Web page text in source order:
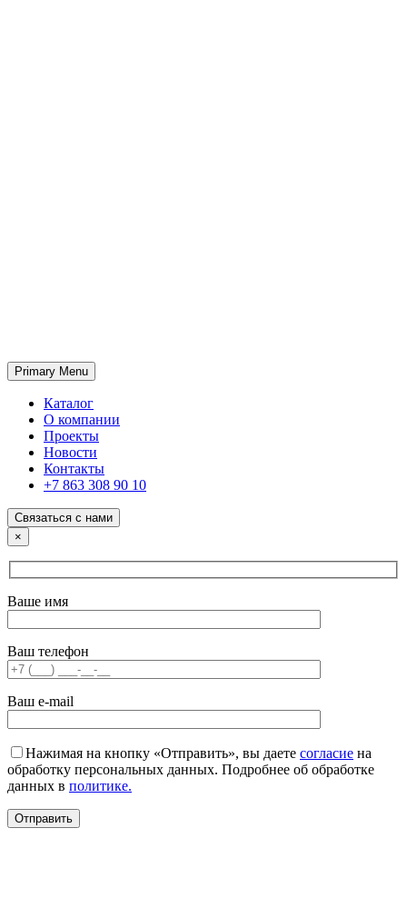
ГК «SABONE»
Оптовые поставки отделочных материалов и оборудования
Primary Menu
Каталог
О компании
Проекты
Новости
Контакты
+7 863 308 90 10
Связаться с нами
×
Ваше имя
Ваш телефон
Ваш e-mail
Нажимая на кнопку «Отправить», вы даете согласие на
обработку персональных данных. Подробнее об обработке
данных в политике.